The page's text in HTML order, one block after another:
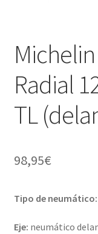
Radial
TL
98,95€
Tipo de neumático:
Eje: neumático